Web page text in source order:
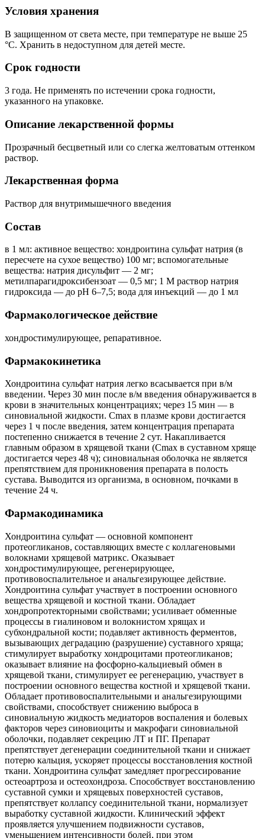
Условия хранения
В защищенном от света месте, при температуре не выше 25
°C. Хранить в недоступном для детей месте.
Срок годности
3 года. Не применять по истечении срока годности,
указанного на упаковке.
Описание лекарственной формы
Прозрачный бесцветный или со слегка желтоватым оттенком
раствор.
Лекарственная форма
Раствор для внутримышечного введения
Состав
в 1 мл: активное вещество: хондроитина сульфат натрия (в
пересчете на сухое вещество) 100 мг; вспомогательные
вещества: натрия дисульфит — 2 мг;
метилпарагидроксибензоат — 0,5 мг; 1 М раствор натрия
гидроксида — до рН 6–7,5; вода для инъекций — до 1 мл
Фармакологическое действие
хондростимулирующее, репаративное.
Фармакокинетика
Хондроитина сульфат натрия легко всасывается при в/м
введении. Через 30 мин после в/м введения обнаруживается в
крови в значительных концентрациях; через 15 мин — в
синовиальной жидкости. Cmax в плазме крови достигается
через 1 ч после введения, затем концентрация препарата
постепенно снижается в течение 2 сут. Накапливается
главным образом в хрящевой ткани (Cmax в суставном хряще
достигается через 48 ч); синовиальная оболочка не является
препятствием для проникновения препарата в полость
сустава. Выводится из организма, в основном, почками в
течение 24 ч.
Фармакодинамика
Хондроитина сульфат — основной компонент
протеогликанов, составляющих вместе с коллагеновыми
волокнами хрящевой матрикс. Оказывает
хондростимулирующее, регенерирующее,
противовоспалительное и анальгезирующее действие.
Хондроитина сульфат участвует в построении основного
вещества хрящевой и костной ткани. Обладает
хондропротекторными свойствами; усиливает обменные
процессы в гиалиновом и волокнистом хрящах и
субхондральной кости; подавляет активность ферментов,
вызывающих деградацию (разрушение) суставного хряща;
стимулирует выработку хондроцитами протеогликанов;
оказывает влияние на фосфорно-кальциевый обмен в
хрящевой ткани, стимулирует ее регенерацию, участвует в
построении основного вещества костной и хрящевой ткани.
Обладает противовоспалительными и анальгезирующими
свойствами, способствует снижению выброса в
синовиальную жидкость медиаторов воспаления и болевых
факторов через синовиоциты и макрофаги синовиальной
оболочки, подавляет секрецию ЛТ и ПГ. Препарат
препятствует дегенерации соединительной ткани и снижает
потерю кальция, ускоряет процессы восстановления костной
ткани. Хондроитина сульфат замедляет прогрессирование
остеоартроза и остеохондроза. Способствует восстановлению
суставной сумки и хрящевых поверхностей суставов,
препятствует коллапсу соединительной ткани, нормализует
выработку суставной жидкости. Клинический эффект
проявляется улучшением подвижности суставов,
уменьшением интенсивности болей, при этом